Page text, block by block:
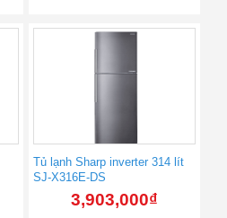
Tủ lạnh Sharp inverter 314 lít
SJ-X316E-DS
3,903,000₫